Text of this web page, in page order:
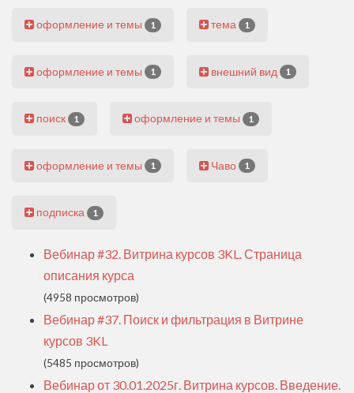
оформление и темы 1 тема 1
оформление и темы 1 внешний вид 1
поиск 1 оформление и темы 1
оформление и темы 1 Чаво 1
подписка 1
Вебинар #32. Витрина курсов 3KL. Страница
описания курса
(4958 просмотров)
Вебинар #37. Поиск и фильтрация в Витрине
курсов 3KL
(5485 просмотров)
Вебинар от 30.01.2025г. Витрина курсов. Введение.